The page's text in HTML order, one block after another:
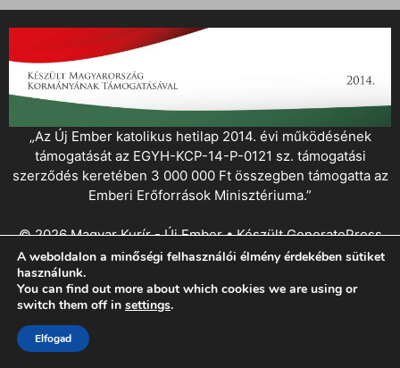
„Az Új Ember katolikus hetilap 2014. évi működésének
támogatását az EGYH-KCP-14-P-0121 sz. támogatási
szerződés keretében 3 000 000 Ft összegben támogatta az
Emberi Erőforrások Minisztériuma.”
© 2026 Magyar Kurír - Új Ember• KészültGeneratePress
A weboldalon a minőségi felhasználói élmény érdekében sütiket
használunk.
You can find out more about which cookies we are using or
switch them off in settings.
Elfogad